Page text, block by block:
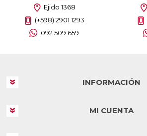
Ejido 1368
(+598) 2901 1293
092 509 659
INFORMACIÓN
MI CUENTA